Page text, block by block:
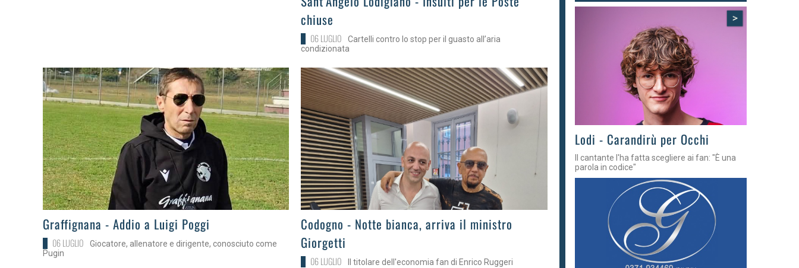
chiuse
06 LUGLIO
Cartelli contro lo stop per il guasto all’aria
condizionata
>
Graffignana - Addio a Luigi Poggi
06 LUGLIO
Giocatore, allenatore e dirigente, conosciuto come
Pugin
>
Codogno - Notte bianca, arriva il ministro
Giorgetti
06 LUGLIO Il titolare dell'economia fan di Enrico Ruggeri
>
Lodi - Carandirù per Occhi
Il cantante l'ha fatta scegliere ai fan: "È una
parola in codice"